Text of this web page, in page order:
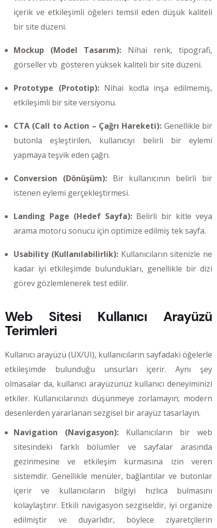
içerik ve etkileşimli öğeleri temsil eden düşük kaliteli
bir site düzeni.
Mockup (Model Tasarım): Nihai renk, tipografi,
görseller vb. gösteren yüksek kaliteli bir site düzeni.
Prototype (Prototip): Nihai kodla inşa edilmemiş,
etkileşimli bir site versiyonu.
CTA (Call to Action – Çağrı Hareketi): Genellikle bir
butonla eşleştirilen, kullanıcıyı belirli bir eylemi
yapmaya teşvik eden çağrı.
Conversion (Dönüşüm): Bir kullanıcının belirli bir
istenen eylemi gerçekleştirmesi.
Landing Page (Hedef Sayfa): Belirli bir kitle veya
arama motoru sonucu için optimize edilmiş tek sayfa.
Usability (Kullanılabilirlik): Kullanıcıların sitenizle ne
kadar iyi etkileşimde bulundukları, genellikle bir dizi
görev gözlemlenerek test edilir.
Web Sitesi Kullanıcı Arayüzü
Terimleri
Kullanıcı arayüzü (UX/UI), kullanıcıların sayfadaki öğelerle
etkileşimde bulunduğu unsurları içerir. Aynı şey
olmasalar da, kullanıcı arayüzünüz kullanıcı deneyiminizi
etkiler. Kullanıcılarınızı düşünmeye zorlamayın; modern
desenlerden yararlanan sezgisel bir arayüz tasarlayın.
Navigation (Navigasyon): Kullanıcıların bir web
sitesindeki farklı bölümler ve sayfalar arasında
gezinmesine ve etkileşim kurmasına izin veren
sistemdir. Genellikle menüler, bağlantılar ve butonlar
içerir ve kullanıcıların bilgiyi hızlıca bulmasını
kolaylaştırır. Etkili navigasyon sezgiseldir, iyi organize
edilmiştir ve duyarlıdır, böylece ziyaretçilerin